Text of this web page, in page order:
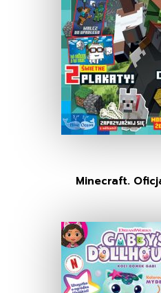
Minecraft.